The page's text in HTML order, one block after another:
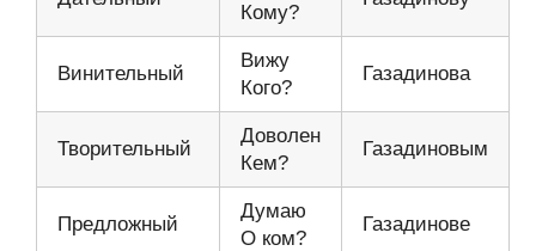
Кому?
Винительный
Вижу
Кого?
Газадинова
Творительный
Доволен
Кем?
Газадиновым
Предложный
Думаю
О ком?
Газадинове